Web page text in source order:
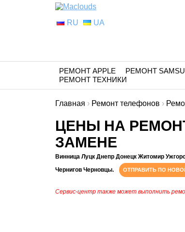
RU UA
РЕМОНТ APPLE РЕМОНТ
РЕМОНТ ТЕХНИКИ
Главная › Ремонт телефонов ›
ЦЕНЫ НА
ЗАМЕНЕ
Винница Луцк Днепр Донецк Житомир
Чернигов Черновцы.
ОТПРАВИТЬ ПО
Сервис-центр также может выполнить